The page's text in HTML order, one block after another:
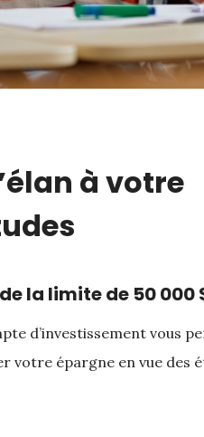
à votre
la limite de 50 000 $
d’investissement vous
votre épargne en vue des